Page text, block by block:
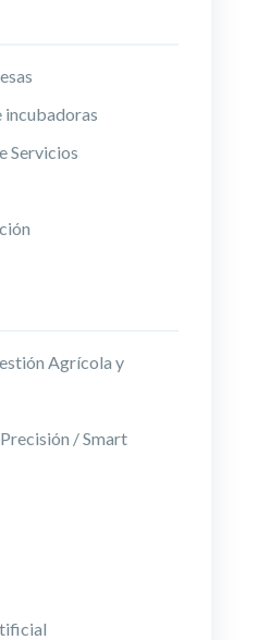
incubadoras
Servicios
Agrícola y
/ Smart